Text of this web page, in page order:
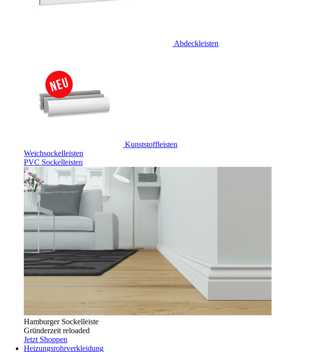
Abdeckleisten
Kunststoffleisten
Weichsockelleisten
PVC Sockelleisten
Hamburger Sockelleiste
Gründerzeit reloaded
Jetzt Shoppen
Heizungsrohrverkleidung